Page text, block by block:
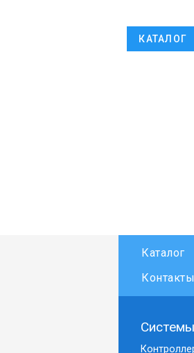
КАТАЛОГ
Каталог
Контакты